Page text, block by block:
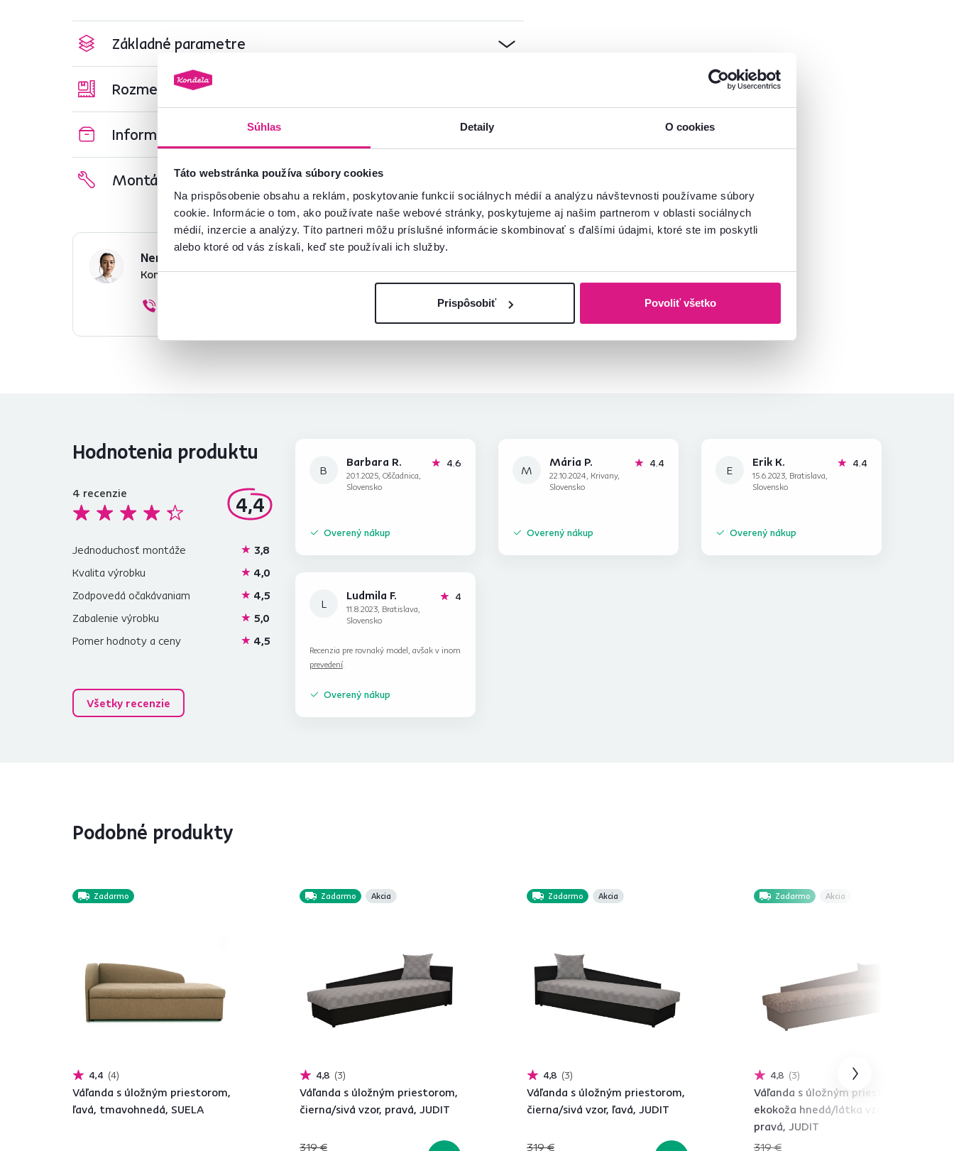
Súhlas Detaily O cookies
Táto webstránka používa súbory cookies
Na prispôsobenie obsahu a reklám, poskytovanie funkcií sociálnych médií a analýzu návštevnosti používame súbory
cookie. Informácie o tom, ako používate naše webové stránky, poskytujeme aj našim partnerom v oblasti sociálnych
médií, inzercie a analýzy. Títo partneri môžu príslušné informácie skombinovať s ďalšími údajmi, ktoré ste im poskytli
alebo ktoré od vás získali, keď ste používali ich služby.
Prispôsobiť Povoliť všetko
Základné parametre
Rozmery a špecifikácie
Informácie o balení
Montážny návod
Nenašli ste požadované informácie?
Kontaktujte nás a my vám radi poradíme
Spustiť chat
Hodnotenia produktu
4,4
4 recenzie
Jednoduchosť montáže
3,8
Kvalita výrobku
4,0
Zodpovedá očakávaniam
4,5
Zabalenie výrobku
5,0
Pomer hodnoty a ceny
4,5
Všetky recenzie
B
Barbara R.
20.1.2025, Oščadnica,
Slovensko
4.6
Overený nákup
M
Mária P.
22.10.2024, Krivany,
Slovensko
4.4
Overený nákup
E
Erik K.
15.6.2023, Bratislava,
Slovensko
4.4
Overený nákup
L
Ludmila F.
11.8.2023, Bratislava,
Slovensko
4
Recenzia pre rovnaký model, avšak v inom
prevedení
Overený nákup
Podobné produkty
Zadarmo
4,4 4
Váľanda s úložným priestorom,
ľavá, tmavohnedá, SUELA
Zadarmo Akcia
4,8 3
Váľanda s úložným priestorom,
čierna/sivá vzor, pravá, JUDIT
319 €
Zadarmo Akcia
4,8 3
Váľanda s úložným priestorom,
čierna/sivá vzor, ľavá, JUDIT
319 €
Zadarmo Akcia
4,8 3
Váľanda s úložným priestorom,
ekokoža hnedá/látka vzor,
pravá, JUDIT
319 €